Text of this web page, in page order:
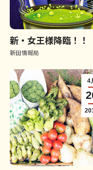
新・女王様降臨！！
新田情報局
4